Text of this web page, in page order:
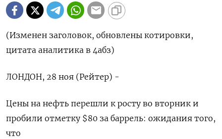
(Изменен заголовок, обновлены котировки,
цитата аналитика в 4абз)
ЛОНДОН, 28 ноя (Рейтер) -
Цены на нефть перешли к росту во вторник и
пробили отметку $80 за баррель: ожидания того,
что